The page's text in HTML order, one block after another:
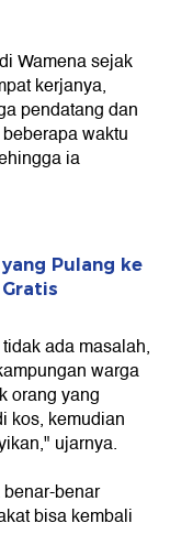
Wamena sejak
kerjanya,
pendatang dan
waktu
ia
Pulang ke
ada masalah,
warga
orang yang
kos, kemudian
ujarnya.
benar
bisa kembali